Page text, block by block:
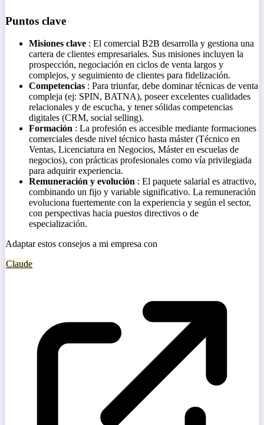
Puntos clave
Misiones clave : El comercial B2B desarrolla y gestiona una
cartera de clientes empresariales. Sus misiones incluyen la
prospección, negociación en ciclos de venta largos y
complejos, y seguimiento de clientes para fidelización.
Competencias : Para triunfar, debe dominar técnicas de venta
compleja (ej: SPIN, BATNA), poseer excelentes cualidades
relacionales y de escucha, y tener sólidas competencias
digitales (CRM, social selling).
Formación : La profesión es accesible mediante formaciones
comerciales desde nivel técnico hasta máster (Técnico en
Ventas, Licenciatura en Negocios, Máster en escuelas de
negocios), con prácticas profesionales como vía privilegiada
para adquirir experiencia.
Remuneración y evolución : El paquete salarial es atractivo,
combinando un fijo y variable significativo. La remuneración
evoluciona fuertemente con la experiencia y según el sector,
con perspectivas hacia puestos directivos o de
especialización.
Adaptar estos consejos a mi empresa con
Claude